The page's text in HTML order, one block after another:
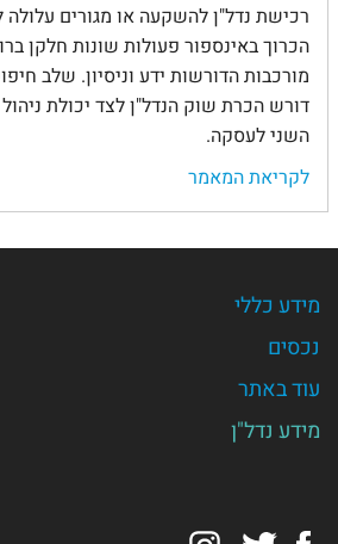
רכישת נדל"ן להשקעה או מגורים עלולה
הכרוך באינספור פעולות שונות חלקן
מורכבות הדורשות ידע וניסיון. שלב
דורש הכרת שוק הנדל"ן לצד יכולת
השני לעסקה.
לקריאת המאמר
מידע כללי
נכסים
עוד באתר
מידע נדל"ן